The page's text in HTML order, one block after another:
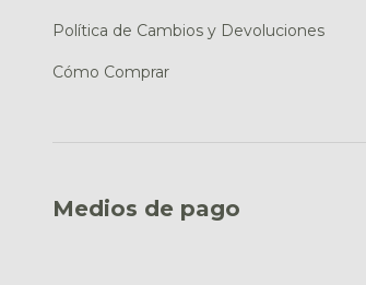
Política de Cambios y Devoluciones
Cómo Comprar
Medios de pago